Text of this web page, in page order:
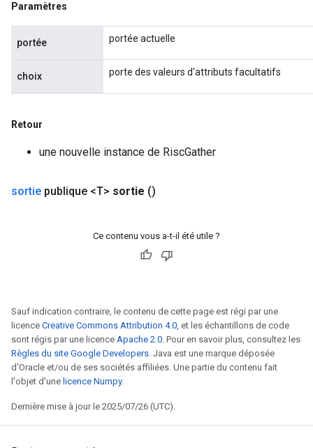
Paramètres
portée portée actuelle
choix porte des valeurs d'attributs facultatifs
Retour
une nouvelle instance de RiscGather
sortie publique <T> sortie ()
Ce contenu vous a-t-il été utile ?
Sauf indication contraire, le contenu de cette page est régi par une
licence Creative Commons Attribution 4.0, et les échantillons de code
sont régis par une licence Apache 2.0. Pour en savoir plus, consultez les
Règles du site Google Developers. Java est une marque déposée
d'Oracle et/ou de ses sociétés affiliées. Une partie du contenu fait
l'objet d'une licence Numpy.
Dernière mise à jour le 2025/07/26 (UTC).